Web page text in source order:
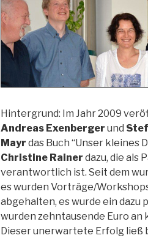
Hintergrund: Im Jahr 2009
Andreas Exenberger und
Mayr das Buch “Unser kleines
Christine Rainer dazu, die als
verantwortlich ist. Seit dem
es wurden Vorträge/
abgehalten, es wurde ein dazu
wurden zehntausende Euro
Dieser unerwartete Erfolg ließ